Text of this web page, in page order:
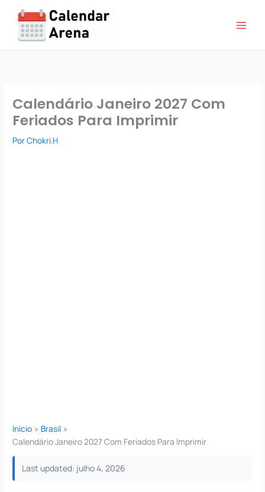
conteúdo
Calendário Janeiro 2027 Com
Feriados Para Imprimir
PorChokri.H
Início
Brasil
Calendário Janeiro 2027 Com Feriados Para Imprimir
Last updated: julho 4, 2026